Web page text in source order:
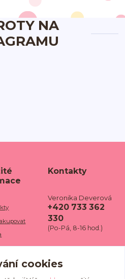
NA
Kontakty
Veronika Deverová
+420 733 362
330
(Po-Pá, 8-16 hod.)
we.cz
cookies